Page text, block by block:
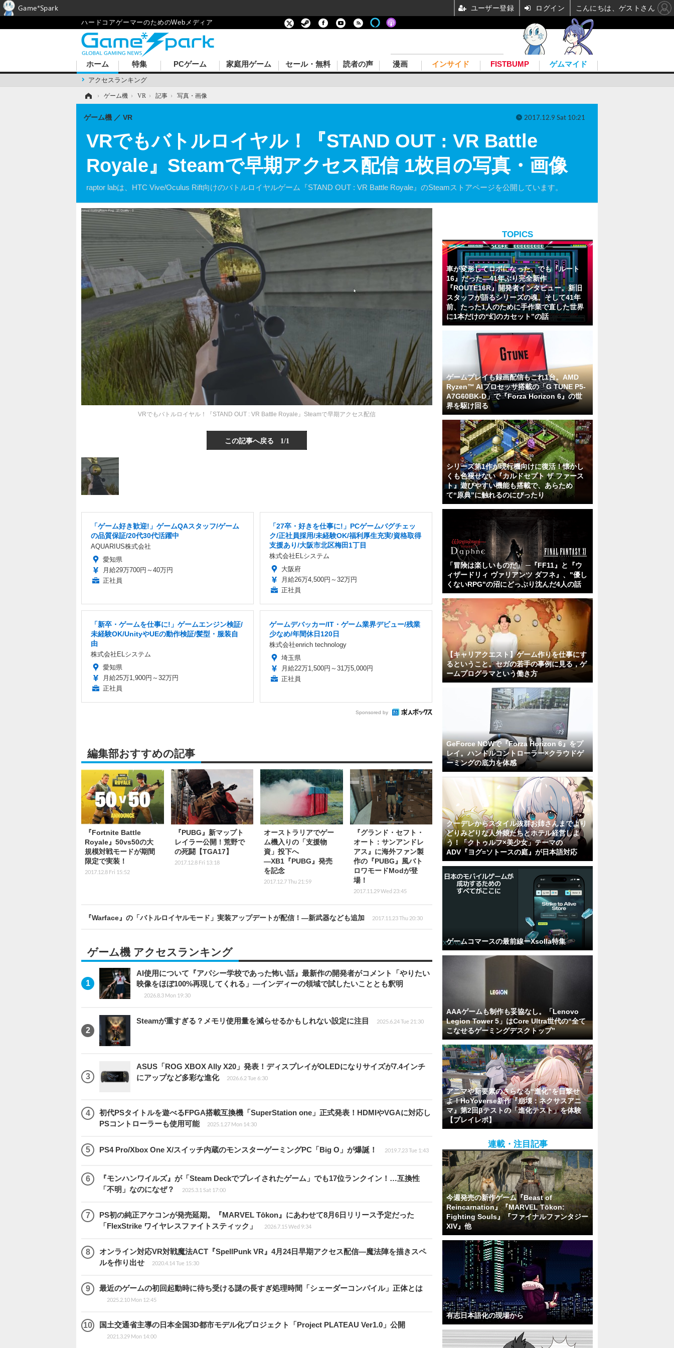
ハードコアゲーマーのためのWebメディア
ホーム
アクセスランキング
特集 PCゲーム 家庭用ゲーム セール・無料 読者の声 漫画 インサイド FISTBUMP ゲムマイド
› ゲーム機 › VR › 記事 › 写真・画像
VRでもバトルロイヤル！『STAND OUT : VR Battle
Royale』Steamで早期アクセス配信 1枚目の写真・画像
raptor labは、HTC Vive/Oculus Rift向けのバトルロイヤルゲーム『STAND OUT : VR Battle Royale』のSteamストアページを公開しています。
ゲーム機 VR 2017.12.9 Sat 10:21
VRでもバトルロイヤル！『STAND OUT : VR Battle Royale』Steamで早期アクセス配信
この記事へ戻る 1/1
「ゲーム好き歓迎!」ゲームQAスタッフ/ゲーム
の品質保証/20代30代活躍中
AQUARIUS株式会社
愛知県
月給29万700円～40万円
正社員
「27卒・好きを仕事に!」PCゲームバグチェッ
ク/正社員採用/未経験OK/福利厚生充実/資格取得
支援あり/大阪市北区梅田1丁目
株式会社ELシステム
大阪府
月給26万4,500円～32万円
正社員
「新卒・ゲームを仕事に!」ゲームエンジン検証/
未経験OK/UnityやUEの動作検証/髪型・服装自
由
株式会社ELシステム
愛知県
月給25万1,900円～32万円
正社員
ゲームデバッカー/IT・ゲーム業界デビュー/残業
少なめ/年間休日120日
株式会社enrich technology
埼玉県
月給22万1,500円～31万5,000円
正社員
Sponsored by
編集部おすすめの記事
『Fortnite Battle
Royale』50vs50の大
規模対戦モードが期間
限定で実装！
2017.12.8 Fri 15:52
『PUBG』新マップト
レイラー公開！荒野で
の死闘【TGA17】
2017.12.8 Fri 13:18
オーストラリアでゲー
ム機入りの「支援物
資」投下へ
―XB1『PUBG』発売
を記念
2017.12.7 Thu 21:59
『グランド・セフト・
オート：サンアンドレ
アス』に海外ファン製
作の『PUBG』風バト
ロワモードModが登
場！
2017.11.29 Wed 23:45
『Warface』の「バトルロイヤルモード」実装アップデートが配信！―新武器なども追加 2017.11.23 Thu 20:30
ゲーム機 アクセスランキング
AI使用について『アパシー学校であった怖い話』最新作の開発者がコメント「やりたい
映像をほぼ100%再現してくれる」―インディーの領域で試したいこととも釈明
2026.8.3 Mon 19:30
Steamが重すぎる？メモリ使用量を減らせるかもしれない設定に注目 2025.6.24 Tue 21:30
ASUS「ROG XBOX Ally X20」発表！ディスプレイがOLEDになりサイズが7.4インチ
にアップなど多彩な進化
2026.6.2 Tue 6:30
初代PSタイトルを遊べるFPGA搭載互換機「SuperStation one」正式発表！HDMIやVGAに対応し
PSコントローラーも使用可能
2025.1.27 Mon 14:30
PS4 Pro/Xbox One X/スイッチ内蔵のモンスターゲーミングPC「Big O」が爆誕！ 2019.7.23 Tue 1:43
『モンハンワイルズ』が「Steam Deckでプレイされたゲーム」でも17位ランクイン！…互換性
「不明」なのになぜ？
2025.3.1 Sat 17:00
PS初の純正アケコンが発売延期。『MARVEL Tōkon』にあわせて8月6日リリース予定だった
「FlexStrike ワイヤレスファイトスティック」
2026.7.15 Wed 9:34
オンライン対応VR対戦魔法ACT『SpellPunk VR』4月24日早期アクセス配信―魔法陣を描きスペ
ルを作り出せ
2020.4.14 Tue 15:30
最近のゲームの初回起動時に待ち受ける謎の長すぎ処理時間「シェーダーコンパイル」正体とは
2025.2.10 Mon 12:45
国土交通省主導の日本全国3D都市モデル化プロジェクト「Project PLATEAU Ver1.0」公開
2021.3.29 Mon 14:00
TOPICS
車が変形してロボになった、でも『ルート
16』だった―41年ぶり完全新作
『ROUTE16R』開発者インタビュー。新旧
スタッフが語るシリーズの魂。そして41年
前、たった1人のために手作業で直した世界
に1本だけの“幻のカセット”の話
ゲームプレイも録画配信もこれ1台。AMD
Ryzen™ AIプロセッサ搭載の「G TUNE P5-
A7G60BK-D」で『Forza Horizon 6』の世
界を駆け回る
シリーズ第1作が現行機向けに復活！懐かし
くも色褪せない『カルドセプト ザ ファース
ト』遊びやすい機能も搭載で、あらため
て“原典”に触れるのにぴったり
「冒険は楽しいものだ」 ─『FF11』と『ウ
ィザードリィ ヴァリアンツ ダフネ』、"優し
くないRPG"の沼にどっぷり沈んだ4人の話
【キャリアクエスト】ゲーム作りを仕事にす
るということ。セガの若手の事例に見る，ゲ
ームプログラマという働き方
GeForce NOWで『Forza Horizon 6』をプ
レイ。ハンドルコントローラー×クラウドゲ
ーミングの底力を体感
クーデレからスタイル抜群お姉さんまでより
どりみどりな人外娘たちとホテル経営しよ
う！「クトゥルフ×美少女」テーマの
ADV『ヨグ=ソトースの庭』が日本語対応
ゲームコマースの最前線ーXsolla特集
AAAゲームも制作も妥協なし。「Lenovo
Legion Tower 5」はCore Ultra世代の“全て
こなせるゲーミングデスクトップ”
アニマや新要素のさらなる“進化”を目撃せ
よ！HoYoverse新作『崩壊：ネクサスアニ
マ』第2回βテストの「進化テスト」を体験
【プレイレポ】
連載・注目記事
今週発売の新作ゲーム『Beast of
Reincarnation』『MARVEL Tōkon:
Fighting Souls』『ファイナルファンタジー
XIV』他
有志日本語化の現場から
Game*Spark ユーザー登録 ログイン こんにちは、ゲストさん